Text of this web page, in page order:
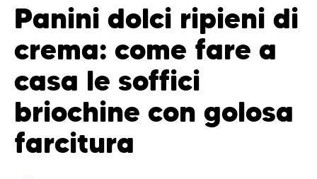
Panini dolci ripieni di
crema: come fare a
casa le soffici
briochine con golosa
farcitura